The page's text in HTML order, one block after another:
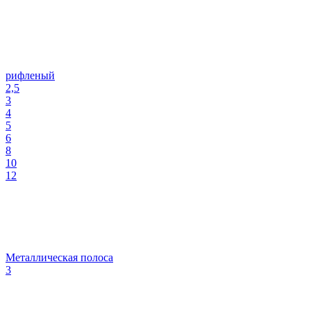
рифленый
2,5
3
4
5
6
8
10
12
Металлическая полоса
3